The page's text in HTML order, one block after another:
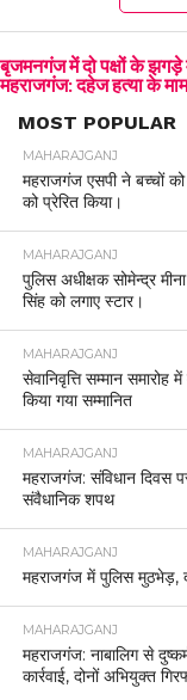
बृजमनगंज में दो पक्षों के झगड़े
महराजगंज: दहेज हत्या के
MOST POPULAR
MAHARAJGANJ
महराजगंज एसपी ने बच्चों
को प्रेरित किया।
MAHARAJGANJ
पुलिस अधीक्षक सोमेन्द्र
सिंह को लगाए स्टार।
MAHARAJGANJ
सेवानिवृत्ति सम्मान समारोह
किया गया सम्मानित
MAHARAJGANJ
महराजगंज: संविधान दिवस
संवैधानिक शपथ
MAHARAJGANJ
महराजगंज में पुलिस मुठभेड़,
MAHARAJGANJ
महराजगंज: नाबालिग से
कार्रवाई, दोनों अभियुक्त